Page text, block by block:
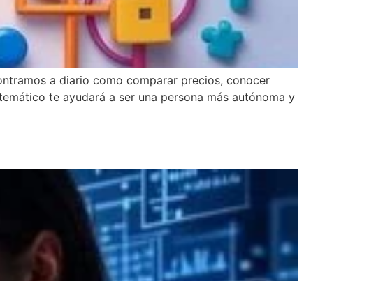
a diario como comparar precios, conocer
te ayudará a ser una persona más autónoma y